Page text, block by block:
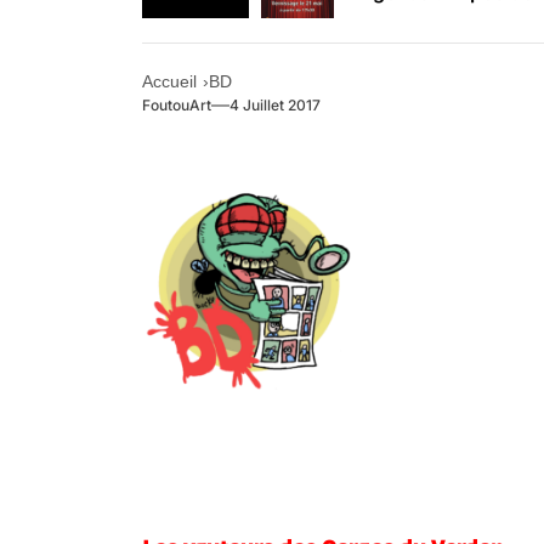
Accueil BD
FoutouArt 4 Juillet 2017